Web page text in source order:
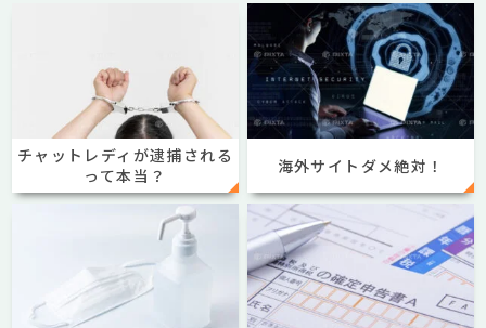
チャットレディが逮捕される
って本当？
海外サイトダメ絶対！